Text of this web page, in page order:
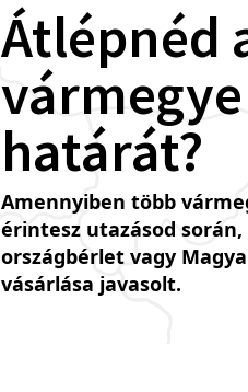
Átlépnéd
vármegye
határát?
Amennyiben több
érintesz utazásod során,
országbérlet vagy
vásárlása javasolt.